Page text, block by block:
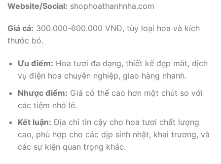
Website/Social: shophoathanhnha.com
Giá cả: 300.000-600.000 VNĐ, tùy loại hoa và kích
thước bó.
Ưu điểm: Hoa tươi đa dạng, thiết kế đẹp mắt, dịch
vụ điện hoa chuyên nghiệp, giao hàng nhanh.
Nhược điểm: Giá có thể cao hơn một chút so với
các tiệm nhỏ lẻ.
Kết luận: Địa chỉ tin cậy cho hoa tươi chất lượng
cao, phù hợp cho các dịp sinh nhật, khai trương, và
các sự kiện quan trọng khác.